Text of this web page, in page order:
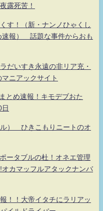
露死苦！
す！（新・ナンノひゃくし
速報） 話題な事件からおも
だいすき永遠の非リア充・
ニアックサイト
とめ速報！キモデブおた
） ひきこもりニートのオ
ータブルの杜！オネエ管理
カマッフルアタックナンバ
！！大帝イタチにラリアッ